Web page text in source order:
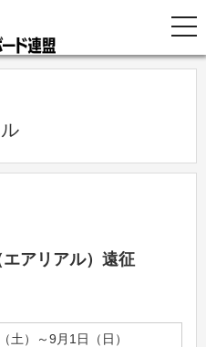
スタイル
アリアル）遠征
土）～9月1日（日）